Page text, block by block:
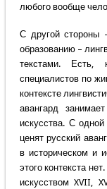
любого вообще
С другой стороны
образованию –
текстами. Есть,
специалистов по
контексте
авангард
искусства. С
ценят русский
в историческом и
этого контекста
искусством XVII,